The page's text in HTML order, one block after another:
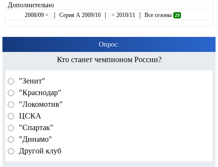
Дополнительно
2008/09 < | Серия А 2009/10 | > 2010/11 | Все сезоны 29
Опрос:
Кто станет чемпионом России?
"Зенит"
"Краснодар"
"Локомотив"
ЦСКА
"Спартак"
"Динамо"
Другой клуб